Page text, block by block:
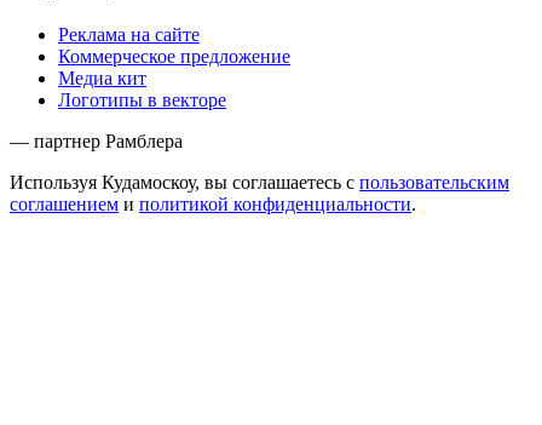
Реклама на сайте
Коммерческое предложение
Медиа кит
Логотипы в векторе
— партнер Рамблера
Используя Кудамоскоу, вы соглашаетесь с пользовательским
соглашением и политикой конфиденциальности.